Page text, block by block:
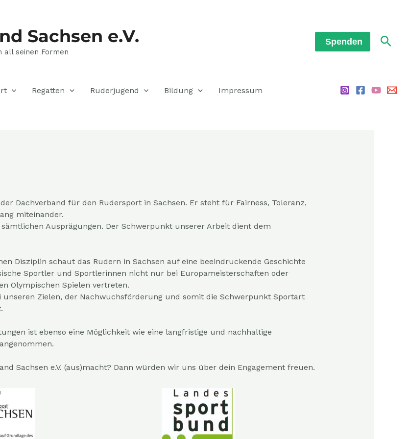
Sachsen e.V.
all seinen Formen
Spenden
Regatten Ruderjugend Bildung Impressum
Dachverband für den Rudersport in Sachsen. Er steht für Fairness, Toleranz,
miteinander.
Ausprägungen. Der Schwerpunkt unserer Arbeit dient dem
Disziplin schaut das Rudern in Sachsen auf eine beeindruckende Geschichte
Sportler und Sportlerinnen nicht nur bei Europameisterschaften oder
Olympischen Spielen vertreten.
Zielen, der Nachwuchsförderung und somit die Schwerpunkt Sportart
ist ebenso eine Möglichkeit wie eine langfristige und nachhaltige
Sachsen e.V. (aus)macht? Dann würden wir uns über dein Engagement freuen.